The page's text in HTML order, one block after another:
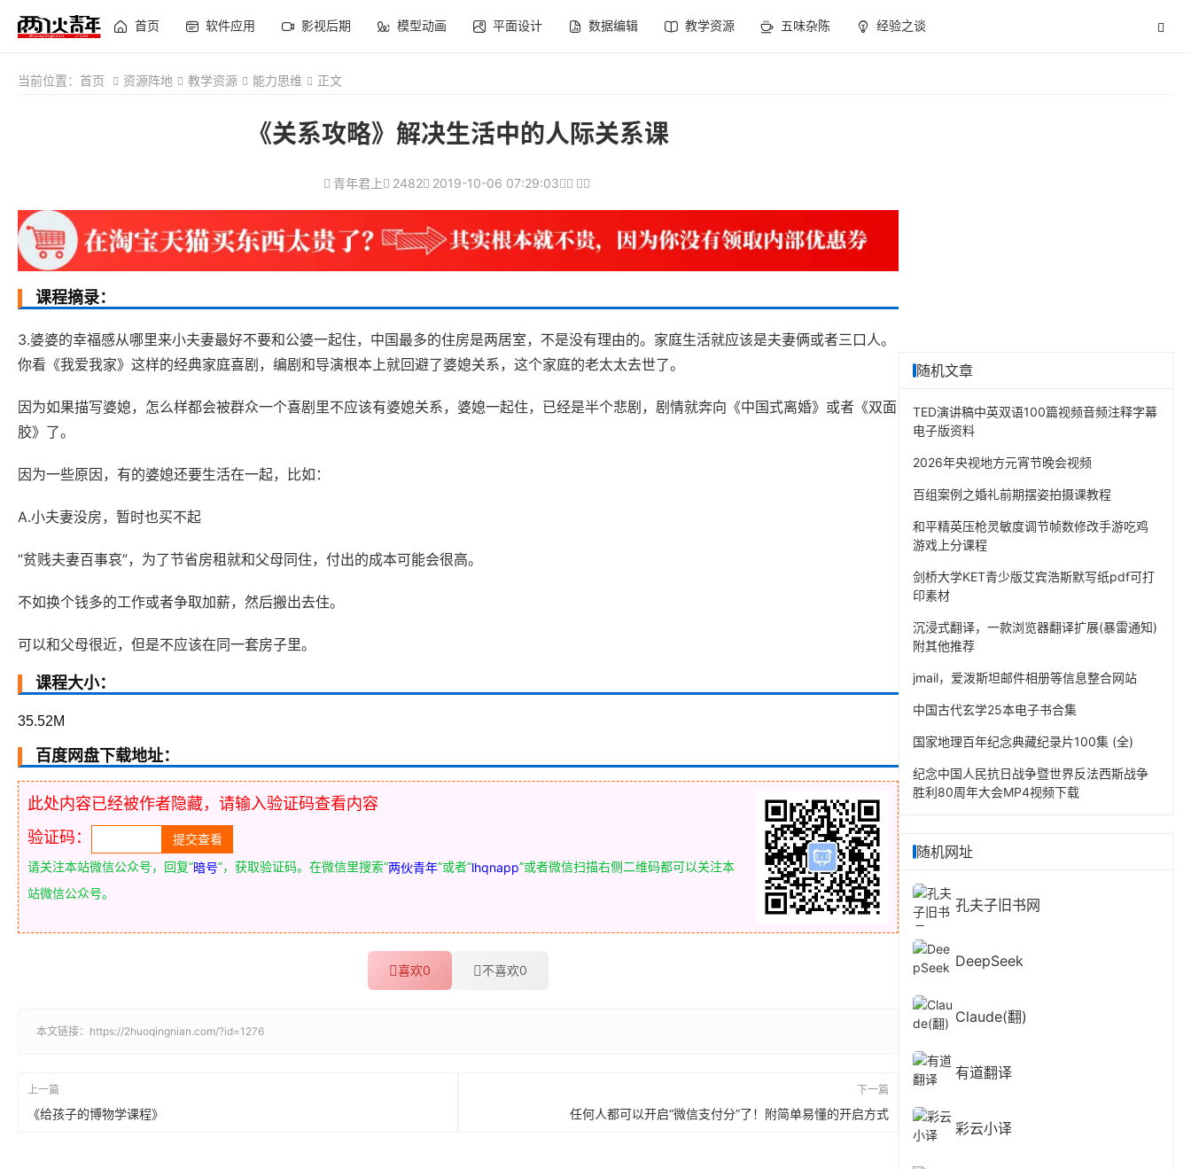
首页 软件应用 影视后期 模型动画 平面设计 数据编辑 教学资源 五味杂陈 经验之谈
当前位置： 首页 资源阵地 教学资源 能力思维 正文
《关系攻略》解决生活中的人际关系课
青年君上 2482 2019-10-06 07:29:03
课程摘录：
3.婆婆的幸福感从哪里来小夫妻最好不要和公婆一起住，中国最多的住房是两居室，不是没有理由的。家庭生活就应该是夫妻俩或者三口人。
你看《我爱我家》这样的经典家庭喜剧，编剧和导演根本上就回避了婆媳关系，这个家庭的老太太去世了。
因为如果描写婆媳，怎么样都会被群众一个喜剧里不应该有婆媳关系，婆媳一起住，已经是半个悲剧，剧情就奔向《中国式离婚》或者《双面
胶》了。
因为一些原因，有的婆媳还要生活在一起，比如：
A.小夫妻没房，暂时也买不起
“贫贱夫妻百事哀”，为了节省房租就和父母同住，付出的成本可能会很高。
不如换个钱多的工作或者争取加薪，然后搬出去住。
可以和父母很近，但是不应该在同一套房子里。
课程大小：
35.52M
百度网盘下载地址：
此处内容已经被作者隐藏，请输入验证码查看内容
验证码：
请关注本站微信公众号，回复“暗号”，获取验证码。在微信里搜索“两伙青年”或者“lhqnapp”或者微信扫描右侧二维码都可以关注本
站微信公众号。
喜欢0 不喜欢0
本文链接： https://2huoqingnian.com/?id=1276
上一篇
《给孩子的博物学课程》
下一篇
任何人都可以开启“微信支付分”了！附简单易懂的开启方式
随机文章
TED演讲稿中英双语100篇视频音频注释字幕
电子版资料
2026年央视地方元宵节晚会视频
百组案例之婚礼前期摆姿拍摄课教程
和平精英压枪灵敏度调节帧数修改手游吃鸡
游戏上分课程
剑桥大学KET青少版艾宾浩斯默写纸pdf可打
印素材
沉浸式翻译，一款浏览器翻译扩展(暴雷通知)
附其他推荐
jmail，爱泼斯坦邮件相册等信息整合网站
中国古代玄学25本电子书合集
国家地理百年纪念典藏纪录片100集 (全)
纪念中国人民抗日战争暨世界反法西斯战争
胜利80周年大会MP4视频下载
随机网址
孔夫子旧书网
DeepSeek
Claude(翻)
有道翻译
彩云小译